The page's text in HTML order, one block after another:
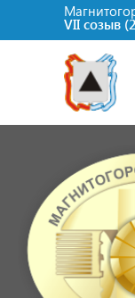
VII созыв